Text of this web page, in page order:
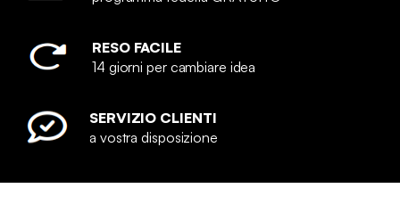
RESO FACILE
14 giorni per cambiare idea
SERVIZIO CLIENTI
a vostra disposizione